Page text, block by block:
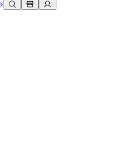
платформы
изменения с вашей командой
проекты в реальном времени
с тренерами Unity
с помощью экспертов